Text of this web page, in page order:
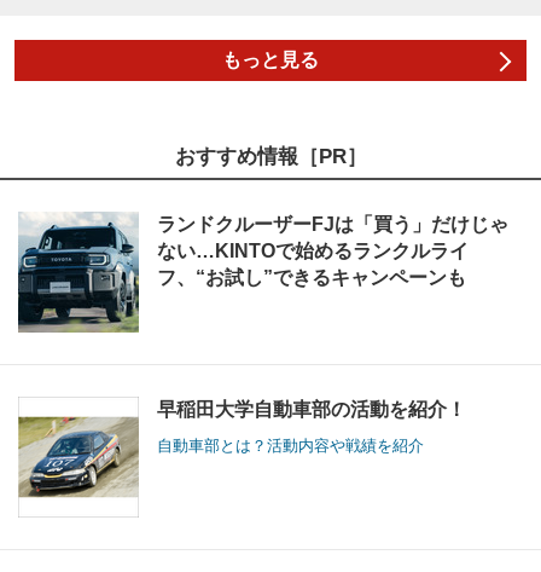
もっと見る
おすすめ情報［PR］
ランドクルーザーFJは「買う」だけじゃ
ない…KINTOで始めるランクルライ
フ、“お試し”できるキャンペーンも
早稲田大学自動車部の活動を紹介！
自動車部とは？活動内容や戦績を紹介